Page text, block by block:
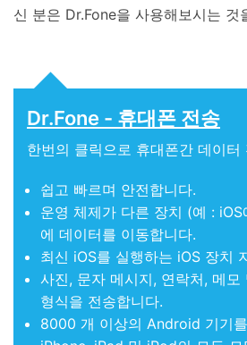
신 분은 Dr.Fone을 사용해보시는 것
Dr.Fone - 휴대폰 전송
한번의 클릭으로 휴대폰간 데이터
쉽고 빠르며 안전합니다.
운영 체제가 다른 장치 (예 :
에 데이터를 이동합니다.
최신 iOS를 실행하는 iOS 장치
사진, 문자 메시지, 연락처, 메모
형식을 전송합니다.
8000 개 이상의 Android 기기